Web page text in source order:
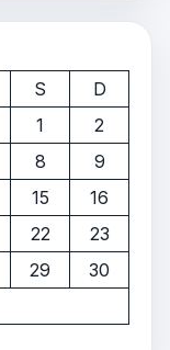
S
D
1
2
8
9
15
16
22
23
29
30